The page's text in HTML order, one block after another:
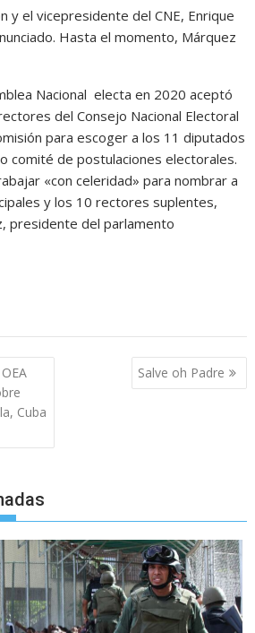
y el vicepresidente del CNE, Enrique
Hasta el momento, Márquez
Nacional electa en 2020 aceptó
del Consejo Nacional Electoral
para escoger a los 11 diputados
comité de postulaciones electorales.
«con celeridad» para nombrar a
y los 10 rectores suplentes,
presidente del parlamento
Cuba
Salve oh Padre